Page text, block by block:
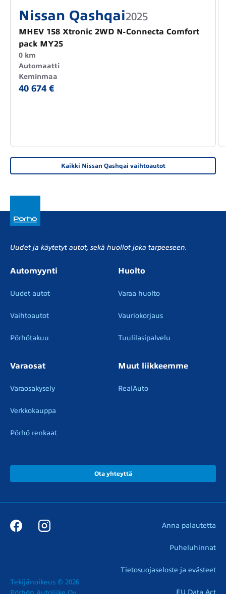
Nissan Qashqai2025
MHEV 158 Xtronic 2WD N-Connecta Comfort
pack MY25
0 km
Automaatti
Keminmaa
40 674 €
Kaikki Nissan Qashqai vaihtoautot
Uudet ja käytetyt autot, sekä huollot joka tarpeeseen.
Automyynti
Uudet autot
Vaihtoautot
Pörhötakuu
Huolto
Varaa huolto
Vauriokorjaus
Tuulilasipalvelu
Varaosat
Varaosakysely
Verkkokauppa
Pörhö renkaat
Muut liikkeemme
RealAuto
Ota yhteyttä
Tekijänoikeus © 2026
Pörhön Autoliike Oy
Anna palautetta
Puheluhinnat
Tietosuojaseloste ja evästeet
EU Data Act